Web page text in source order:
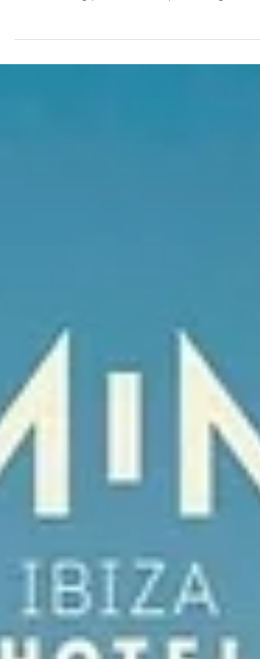
Neste sábado, 19 de outubro, JJsoJJ retorna
cena de Sergipe. O artista, que carrega uma...